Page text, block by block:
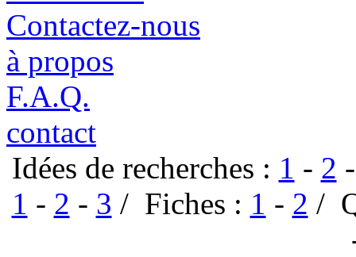
Contactez-nous
à propos
F.A.Q.
contact
Idées de recherches : 1 - 2
1 - 2 - 3 / Fiches : 1 - 2 /